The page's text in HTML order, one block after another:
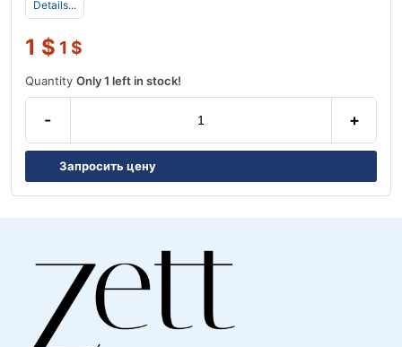
Details...
1 $ 1 $
Quantity Only 1 left in stock!
- +
Запросить цену